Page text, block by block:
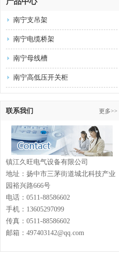
南宁支吊架
南宁电缆桥架
南宁母线槽
南宁高低压开关柜
联系我们 更多>>
镇江久旺电气设备有限公司
地址：扬中市三茅街道城北科技产业
园裕兴路666号
电话： 0511-88586602
手机：13605297099
传真： 0511-88586602
邮箱：497403142@qq.com